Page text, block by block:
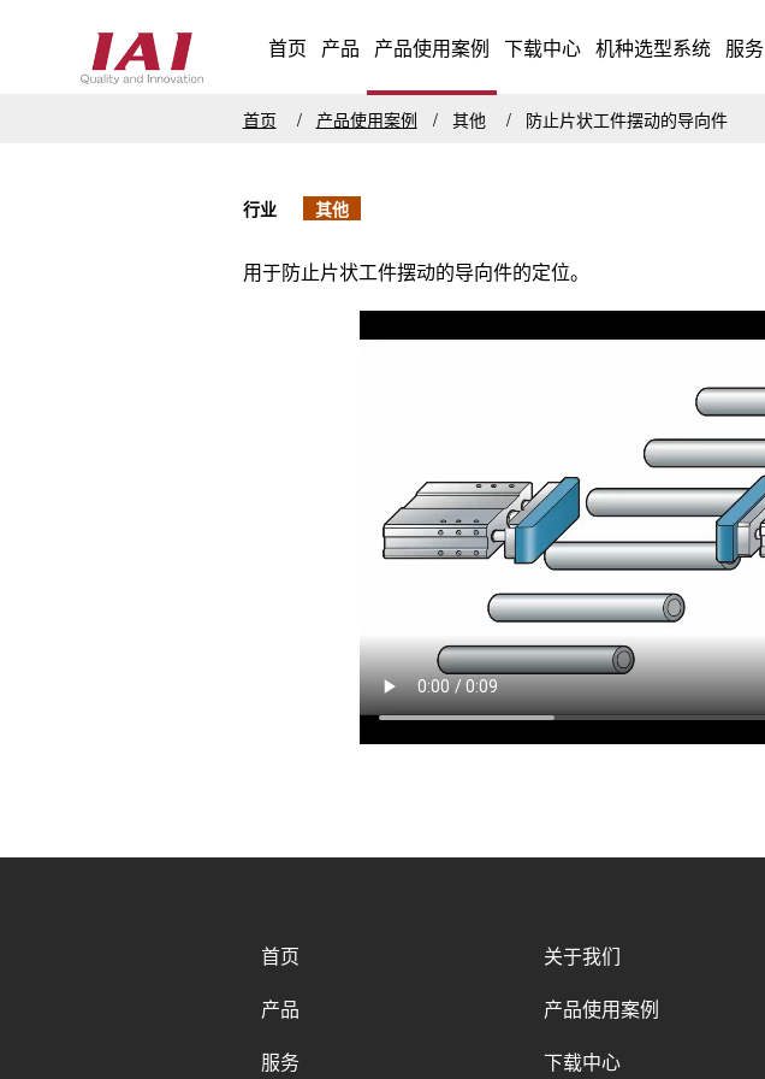
首页 产品 产品使用案例 下载中心 机种选型系统 服务
首页
产品使用案例 其他 防止片状工件摆动的导向件
行业 其他
用于防止片状工件摆动的导向件的定位。
首页
产品
服务
关于我们
产品使用案例
下载中心